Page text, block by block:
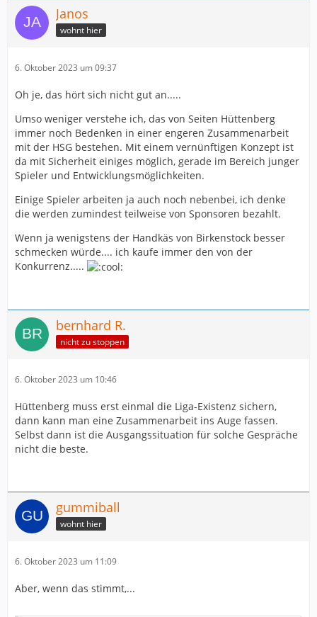
Janos
wohnt hier
6. Oktober 2023 um 09:37
Oh je, das hört sich nicht gut an.....
Umso weniger verstehe ich, das von Seiten Hüttenberg
immer noch Bedenken in einer engeren Zusammenarbeit
mit der HSG bestehen. Mit einem vernünftigen Konzept ist
da mit Sicherheit einiges möglich, gerade im Bereich junger
Spieler und Entwicklungsmöglichkeiten.
Einige Spieler arbeiten ja auch noch nebenbei, ich denke
die werden zumindest teilweise von Sponsoren bezahlt.
Wenn ja wenigstens der Handkäs von Birkenstock besser
schmecken würde.... ich kaufe immer den von der
Konkurrenz.....
bernhard R.
nicht zu stoppen
6. Oktober 2023 um 10:46
Hüttenberg muss erst einmal die Liga-Existenz sichern,
dann kann man eine Zusammenarbeit ins Auge fassen.
Selbst dann ist die Ausgangssituation für solche Gespräche
nicht die beste.
gummiball
wohnt hier
6. Oktober 2023 um 11:09
Aber, wenn das stimmt,...